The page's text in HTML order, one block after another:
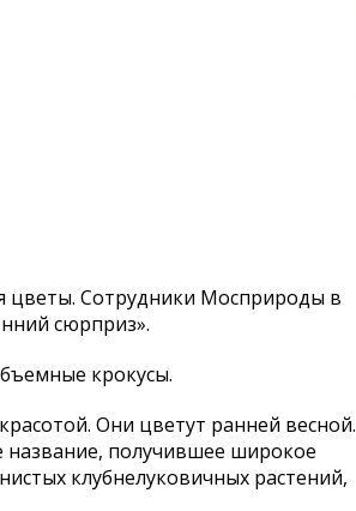
цветы. Сотрудники Мосприроды в
сюрприз».
крокусы.
Они цветут ранней весной.
название, получившее широкое
клубнелуковичных растений,